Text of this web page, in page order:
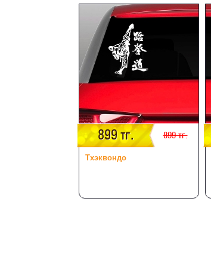
899 тг. 899 тг.
Тхэквондо